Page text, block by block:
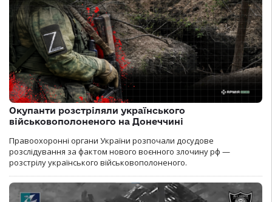
Окупанти розстріляли українського
військовополоненого на Донеччині
Правоохоронні органи України розпочали досудове
розслідування за фактом нового воєнного злочину рф —
розстрілу українського військовополоненого.